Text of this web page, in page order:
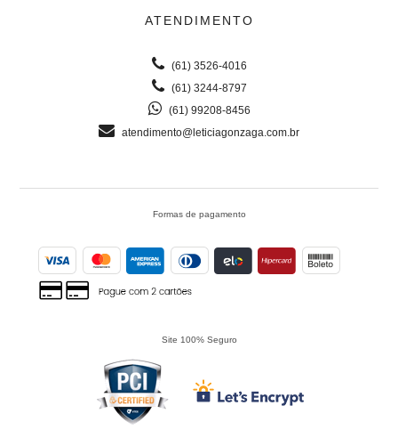
ATENDIMENTO
(61) 3526-4016
(61) 3244-8797
(61) 99208-8456
atendimento@leticiagonzaga.com.br
Formas de pagamento
Site 100% Seguro